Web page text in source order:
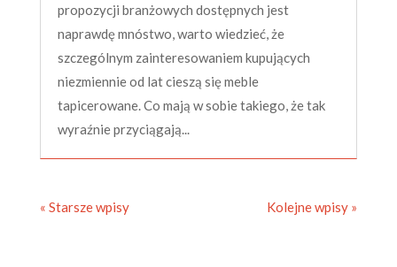
propozycji branżowych dostępnych jest
naprawdę mnóstwo, warto wiedzieć, że
szczególnym zainteresowaniem kupujących
niezmiennie od lat cieszą się meble
tapicerowane. Co mają w sobie takiego, że tak
wyraźnie przyciągają...
« Starsze wpisy Kolejne wpisy »